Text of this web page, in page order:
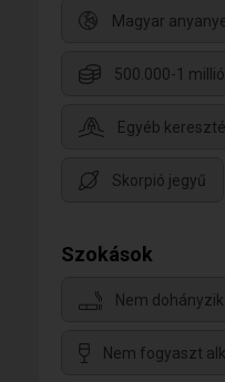
Magyar
500.000-1
Egyéb
Skorpió jegyű
Szokások
Nem dohányzik
Nem fogyaszt